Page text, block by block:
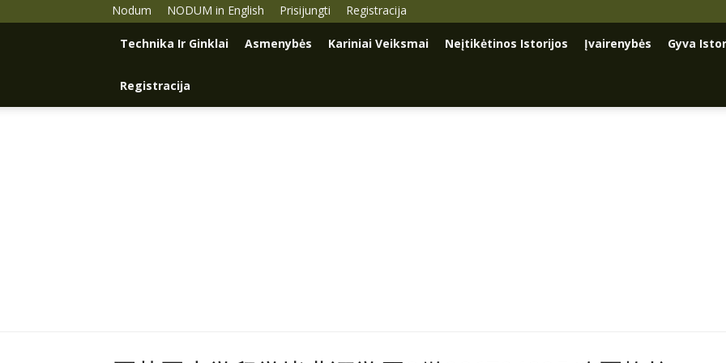
Nodum NODUM in English Prisijungti Registracija
Technika Ir Ginklai Asmenybės Kariniai Veiksmai Neįtikėtinos Istorijos Įvairenybės Gyva
Registracija